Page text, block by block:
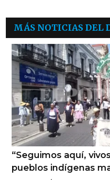
MÁS NOTICIAS DEL
“Seguimos aquí,
pueblos indígenas